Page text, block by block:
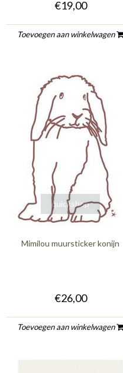
€19,00
Toevoegen aan winkelwagen
quickshop
Mimilou muursticker konijn
€26,00
Toevoegen aan winkelwagen